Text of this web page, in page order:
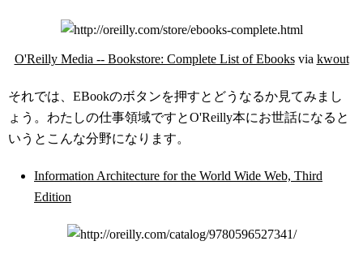
O'Reilly Media -- Bookstore: Complete List of Ebooksvia kwout
それでは、EBookのボタンを押すとどうなるか見てみまし
ょう。わたしの仕事領域ですとO'Reilly本にお世話になると
いうとこんな分野になります。
Information Architecture for the World Wide Web, Third
Edition